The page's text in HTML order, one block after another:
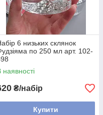
6 низьких склянок
по 250 мл арт. 102-
наявності
₴/набір
Купити